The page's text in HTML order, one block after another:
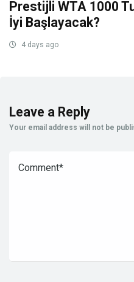
Prestijli WTA 1000
İyi Başlayacak?
4 days ago
Leave a Reply
Your email address will not be